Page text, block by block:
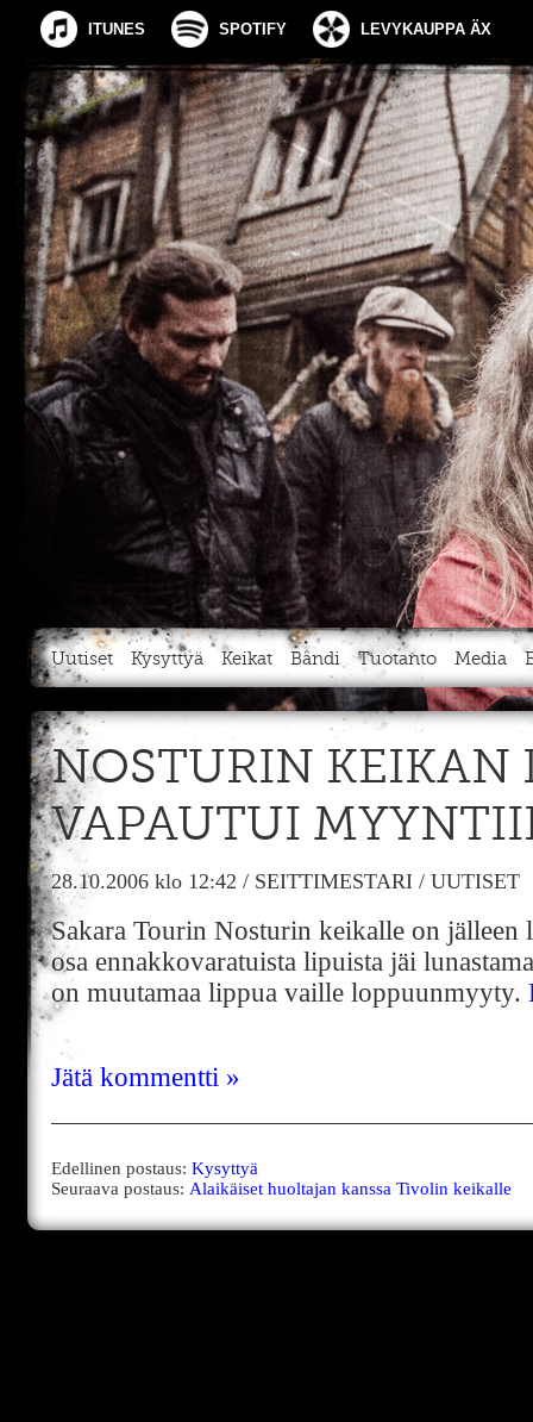
ITUNES SPOTIFY LEVYKAUPPA ÄX
Uutiset Kysyttyä Keikat Bändi Tuotanto Media
NOSTURIN KEIKAN
VAPAUTUI
28.10.2006 klo 12:42 / SEITTIMESTARI / UUTISET
Sakara Tourin Nosturin keikalle on jälleen
osa ennakkovaratuista lipuista jäi
on muutamaa lippua vaille loppuunmyyty.
Jätä kommentti »
Edellinen postaus: Kysyttyä
Seuraava postaus: Alaikäiset huoltajan kanssa Tivolin keikalle